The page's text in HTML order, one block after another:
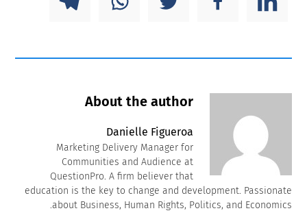
About the author
Danielle Figueroa
Marketing Delivery Manager for
Communities and Audience at
QuestionPro. A firm believer that
education is the key to change and development. Passionate
about Business, Human Rights, Politics, and Economics.